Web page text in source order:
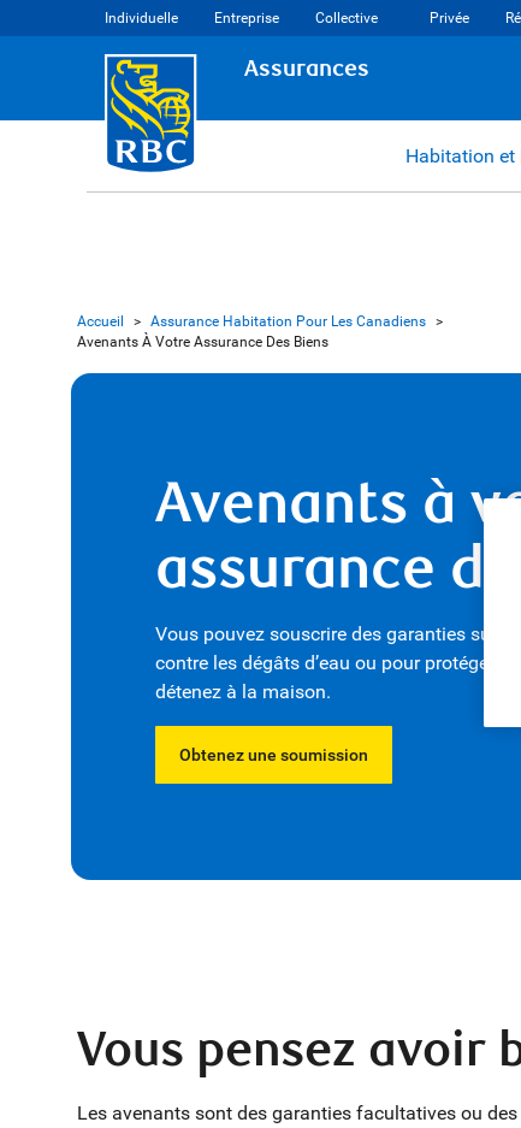
Individuelle Entreprise Collective Privée
Assurances
Habitation et
Accueil > Assurance Habitation Pour Les Canadiens >
Avenants À Votre Assurance Des Biens
Avenants à
assurance
Vous pouvez souscrire des garanties
contre les dégâts d’eau ou pour protéger
détenez à la maison.
Obtenez une soumission
Vous pensez avoir
Les avenants sont des garanties facultatives ou